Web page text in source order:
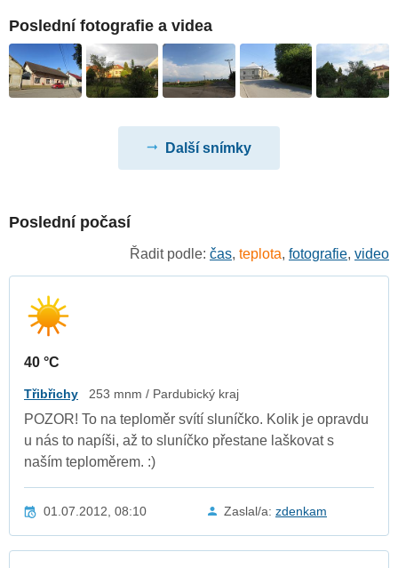
Poslední fotografie a videa
Další snímky
Poslední počasí
Řadit podle: čas, teplota, fotografie, video
40 °C
Třibřichy 253 mnm / Pardubický kraj
POZOR! To na teploměr svítí sluníčko. Kolik je opravdu
u nás to napíši, až to sluníčko přestane laškovat s
naším teploměrem. :)
01.07.2012, 08:10 Zaslal/a: zdenkam